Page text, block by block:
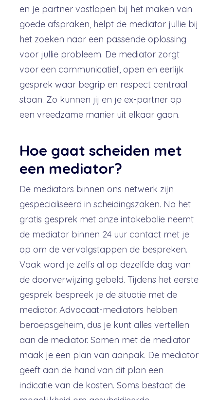
en je partner vastlopen bij het maken van
goede afspraken, helpt de mediator jullie bij
het zoeken naar een passende oplossing
voor jullie probleem. De mediator zorgt
voor een communicatief, open en eerlijk
gesprek waar begrip en respect centraal
staan. Zo kunnen jij en je ex-partner op
een vreedzame manier uit elkaar gaan.
Hoe gaat scheiden met
een mediator?
De mediators binnen ons netwerk zijn
gespecialiseerd in scheidingszaken. Na het
gratis gesprek met onze intakebalie neemt
de mediator binnen 24 uur contact met je
op om de vervolgstappen de bespreken.
Vaak word je zelfs al op dezelfde dag van
de doorverwijzing gebeld. Tijdens het eerste
gesprek bespreek je de situatie met de
mediator. Advocaat-mediators hebben
beroepsgeheim, dus je kunt alles vertellen
aan de mediator. Samen met de mediator
maak je een plan van aanpak. De mediator
geeft aan de hand van dit plan een
indicatie van de kosten. Soms bestaat de